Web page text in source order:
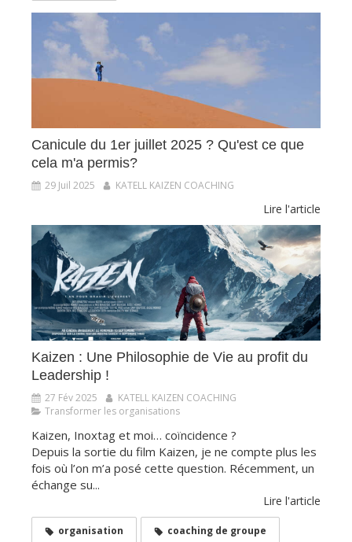
Canicule du 1er juillet 2025 ? Qu'est ce que
cela m'a permis?
29 Juil 2025 KATELL KAIZEN COACHING
Lire l'article
​​​​​​​Kaizen : Une Philosophie de Vie au profit du
Leadership !
27 Fév 2025
KATELL KAIZEN COACHING
Transformer les organisations
Kaizen, Inoxtag et moi… coïncidence ?
Depuis la sortie du film Kaizen, je ne compte plus les
fois où l’on m’a posé cette question. Récemment, un
échange su...
Lire l'article
organisation coaching de groupe